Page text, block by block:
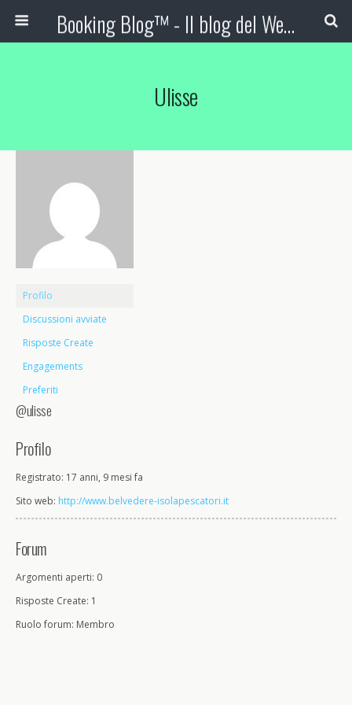
Booking Blog™ - Il blog del Web Marketing Turistico
Ulisse
Profilo
Discussioni avviate
Risposte Create
Engagements
Preferiti
@ulisse
Profilo
Registrato: 17 anni, 9 mesi fa
Sito web: http://www.belvedere-isolapescatori.it
Forum
Argomenti aperti: 0
Risposte Create: 1
Ruolo forum: Membro